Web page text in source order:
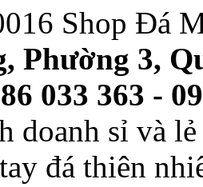
Shop Đá
Phường 3,
033 363 -
doanh sỉ và
đá thiên